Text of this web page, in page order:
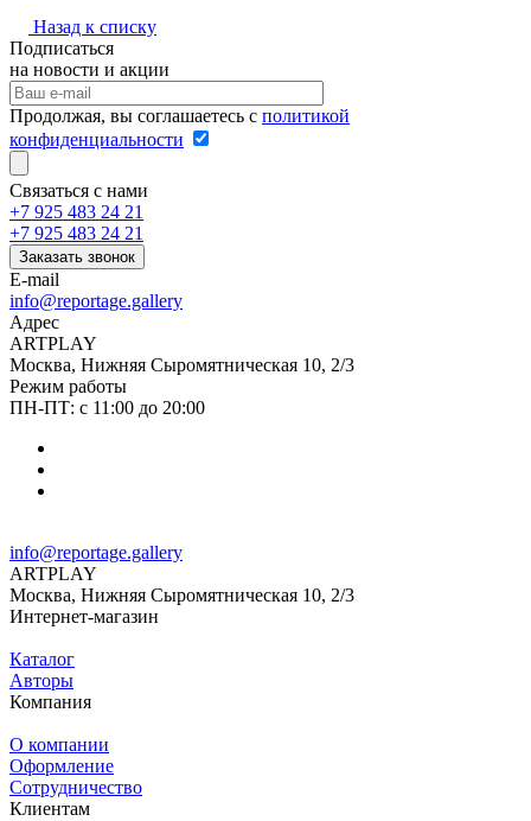
Назад к списку
Подписаться
на новости и акции
Продолжая, вы соглашаетесь с политикой
конфиденциальности
Связаться с нами
+7 925 483 24 21
+7 925 483 24 21
Заказать звонок
E-mail
info@reportage.gallery
Адрес
ARTPLAY
Москва, Нижняя Сыромятническая 10, 2/3
Режим работы
ПН-ПТ: с 11:00 до 20:00
info@reportage.gallery
ARTPLAY
Москва, Нижняя Сыромятническая 10, 2/3
Интернет-магазин
Каталог
Авторы
Компания
О компании
Оформление
Сотрудничество
Клиентам